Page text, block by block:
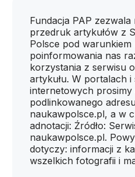
Fundacja PAP zezwala
przedruk artykułów z
Polsce pod warunkiem
poinformowania nas
korzystania z serwisu
artykułu. W portalach i
internetowych prosimy
podlinkowanego
naukawpolsce.pl, a w
adnotacji: Źródło:
naukawpolsce.pl.
dotyczy: informacji z
wszelkich fotografii i